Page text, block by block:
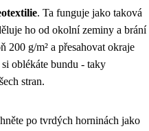
. Ta funguje jako taková
ho od okolní zeminy a brání
200 g/m² a přesahovat okraje
oblékáte bundu - taky
stran.
po tvrdých horninách jako